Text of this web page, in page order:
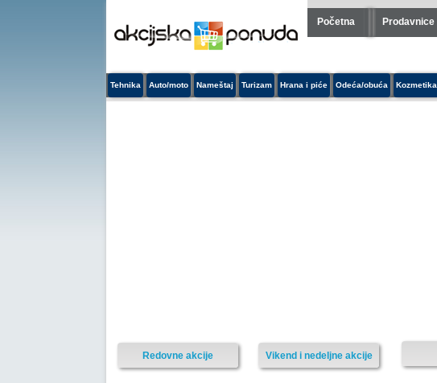
Početna Prodavnice
Tehnika Auto/moto Nameštaj Turizam Hrana i piće Odeća/obuća Kozmetika
Vikend i nedeljne akcije
Redovne akcije